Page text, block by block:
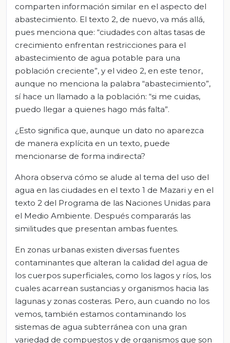
comparten información similar en el aspecto del
abastecimiento. El texto 2, de nuevo, va más allá,
pues menciona que: “ciudades con altas tasas de
crecimiento enfrentan restricciones para el
abastecimiento de agua potable para una
población creciente”, y el video 2, en este tenor,
aunque no menciona la palabra “abastecimiento”,
sí hace un llamado a la población: “si me cuidas,
puedo llegar a quienes hago más falta”.
¿Esto significa que, aunque un dato no aparezca
de manera explícita en un texto, puede
mencionarse de forma indirecta?
Ahora observa cómo se alude al tema del uso del
agua en las ciudades en el texto 1 de Mazari y en el
texto 2 del Programa de las Naciones Unidas para
el Medio Ambiente. Después compararás las
similitudes que presentan ambas fuentes.
En zonas urbanas existen diversas fuentes
contaminantes que alteran la calidad del agua de
los cuerpos superficiales, como los lagos y ríos, los
cuales acarrean sustancias y organismos hacia las
lagunas y zonas costeras. Pero, aun cuando no los
vemos, también estamos contaminando los
sistemas de agua subterránea con una gran
variedad de compuestos y de organismos que son